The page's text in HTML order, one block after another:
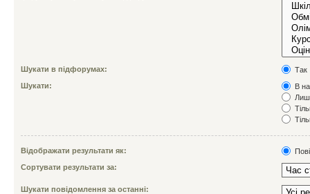
Шукати в підфорумах:
Так
Шукати:
В
Відображати результати як:
Сортувати результати за:
Шукати повідомлення за останні: